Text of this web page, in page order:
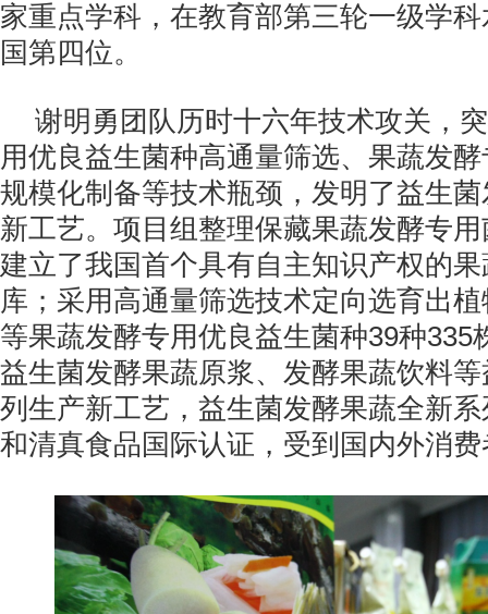
家重点学科，在教育部第三轮一级学
国第四位。
谢明勇团队历时十六年技术攻关，
用优良益生菌种高通量筛选、果蔬发
规模化制备等技术瓶颈，发明了益生
新工艺。项目组整理保藏果蔬发酵专
建立了我国首个具有自主知识产权的
库；采用高通量筛选技术定向选育出
等果蔬发酵专用优良益生菌种39种335
益生菌发酵果蔬原浆、发酵果蔬饮料
列生产新工艺，益生菌发酵果蔬全新
和清真食品国际认证，受到国内外消